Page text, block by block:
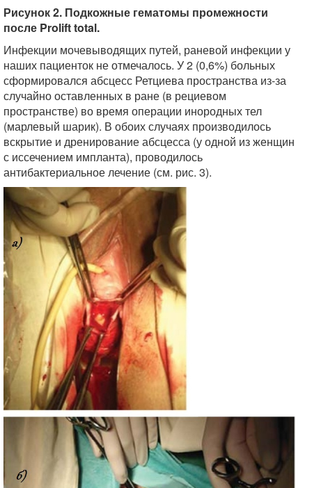
Рисунок 2. Подкожные гематомы промежности
после Prolift total.
Инфекции мочевыводящих путей, раневой инфекции у
наших пациенток не отмечалось. У 2 (0,6%) больных
сформировался абсцесс Ретциева пространства из-за
случайно оставленных в ране (в рециевом
пространстве) во время операции инородных тел
(марлевый шарик). В обоих случаях производилось
вскрытие и дренирование абсцесса (у одной из женщин
с иссечением импланта), проводилось
антибактериальное лечение (см. рис. 3).